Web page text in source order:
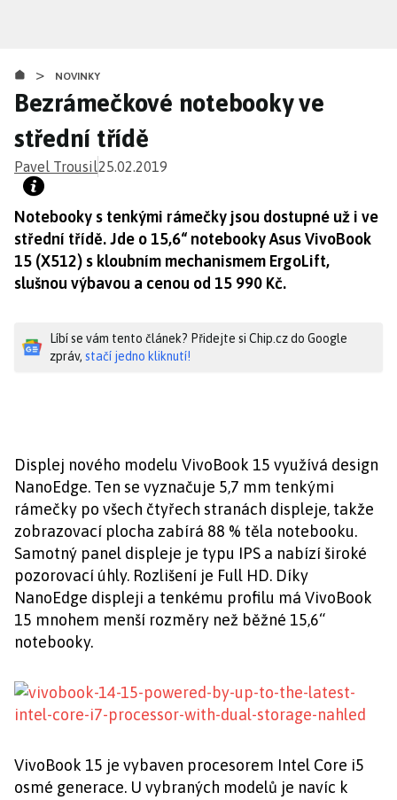
obsahu
> NOVINKY
Bezrámečkové notebooky ve
střední třídě
Pavel Trousil25.02.2019
Notebooky s tenkými rámečky jsou dostupné už i ve
střední třídě. Jde o 15,6“ notebooky Asus VivoBook
15 (X512) s kloubním mechanismem ErgoLift,
slušnou výbavou a cenou od 15 990 Kč.
Líbí se vám tento článek? Přidejte si Chip.cz do Google
zpráv, stačí jedno kliknutí!
Displej nového modelu VivoBook 15 využívá design
NanoEdge. Ten se vyznačuje 5,7 mm tenkými
rámečky po všech čtyřech stranách displeje, takže
zobrazovací plocha zabírá 88 % těla notebooku.
Samotný panel displeje je typu IPS a nabízí široké
pozorovací úhly. Rozlišení je Full HD. Díky
NanoEdge displeji a tenkému profilu má VivoBook
15 mnohem menší rozměry než běžné 15,6“
notebooky.
VivoBook 15 je vybaven procesorem Intel Core i5
osmé generace. U vybraných modelů je navíc k